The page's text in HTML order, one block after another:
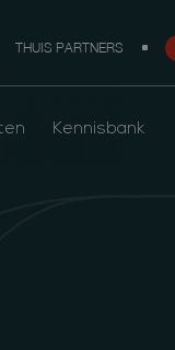
THUIS PARTNERS
Kennisbank